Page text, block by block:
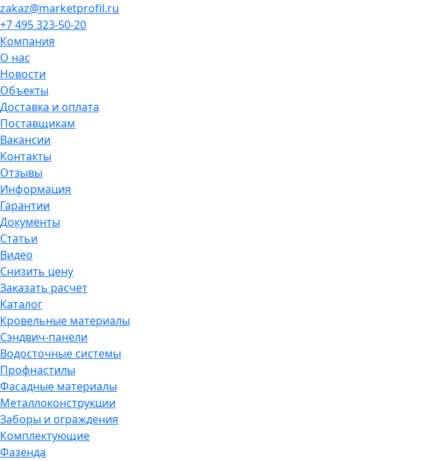
zakaz@marketprofil.ru
+7 495 323-50-20
Компания
О нас
Новости
Объекты
Доставка и оплата
Поставщикам
Вакансии
Контакты
Отзывы
Информация
Гарантии
Документы
Статьи
Видео
Снизить цену
Заказать расчет
Каталог
Кровельные материалы
Сэндвич-панели
Водосточные системы
Профнастилы
Фасадные материалы
Металлоконструкции
Заборы и ограждения
Комплектующие
Фазенда